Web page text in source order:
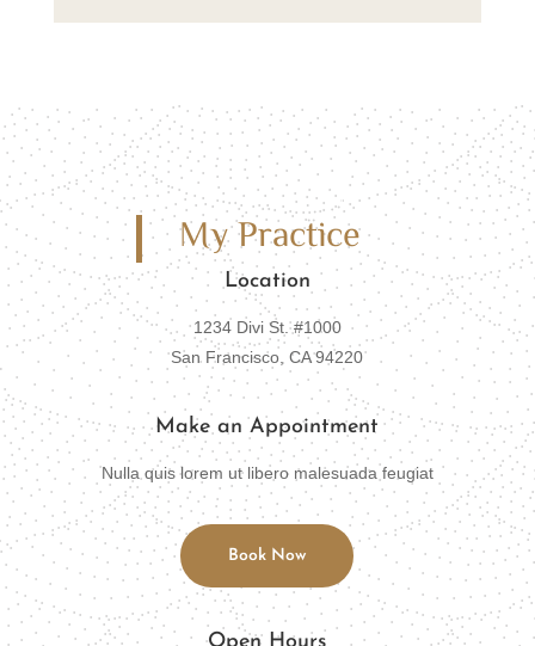
My Practice
Location
1234 Divi St. #1000
San Francisco, CA 94220
Make an Appointment
Nulla quis lorem ut libero malesuada feugiat
Book Now